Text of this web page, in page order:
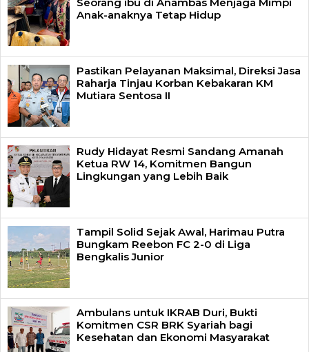
Anak-anaknya Tetap Hidup
Pastikan Pelayanan Maksimal, Direksi Jasa
Raharja Tinjau Korban Kebakaran KM
Mutiara Sentosa II
Rudy Hidayat Resmi Sandang Amanah
Ketua RW 14, Komitmen Bangun
Lingkungan yang Lebih Baik
Tampil Solid Sejak Awal, Harimau Putra
Bungkam Reebon FC 2-0 di Liga
Bengkalis Junior
Ambulans untuk IKRAB Duri, Bukti
Komitmen CSR BRK Syariah bagi
Kesehatan dan Ekonomi Masyarakat